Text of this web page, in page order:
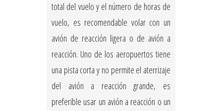
total del vuelo y el número de horas de
vuelo, es recomendable volar con un
avión de reacción ligera o de avión a
reacción. Uno de los aeropuertos tiene
una pista corta y no permite el aterrizaje
del avión a reacción grande, es
preferible usar un avión a reacción o un